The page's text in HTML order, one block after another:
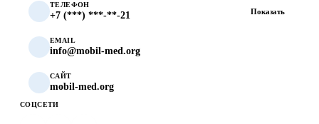
ТЕЛЕФОН
+7 (***) ***-**-21 Показать
EMAIL
info@mobil-med.org
САЙТ
mobil-med.org
СОЦСЕТИ